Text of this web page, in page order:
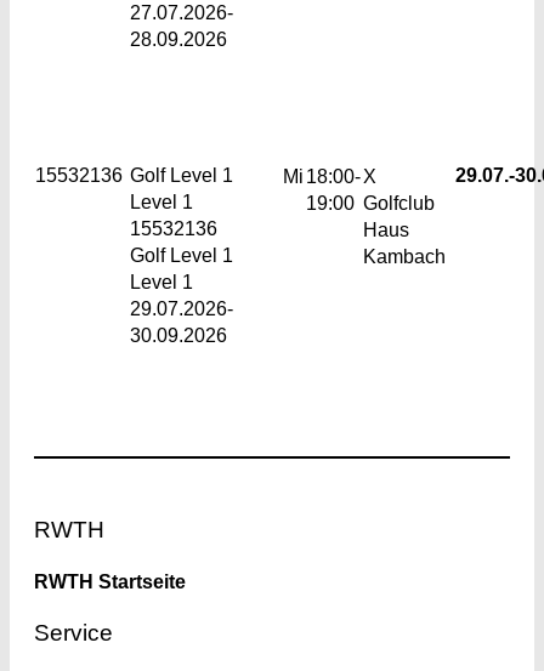
27.07.2026-
28.09.2026
15532136 Golf Level 1
Level 1
15532136
Golf Level 1
Level 1
29.07.2026-
30.09.2026
Mi 18:00-
19:00
X
Golfclub
Haus
Kambach
29.07.-
RWTH
RWTH Startseite
Service